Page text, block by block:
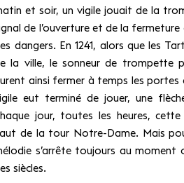
et soir, un vigile jouait de la
de l’ouverture et de la
dangers. En 1241, alors que les
la ville, le sonneur de trompette
ainsi fermer à temps les portes
eut terminé de jouer, une
jour, toutes les heures,
de la tour Notre-Dame. Mais
s’arrête toujours au moment
siècles.